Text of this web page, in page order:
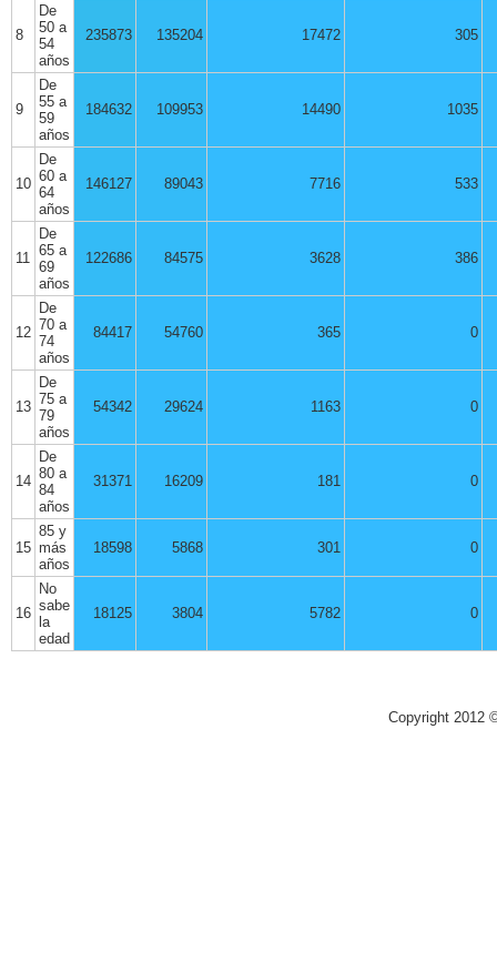
8
De
50 a
54
años
235873 135204 17472 305
9
De
55 a
59
años
184632 109953 14490 1035
10
De
60 a
64
años
146127 89043 7716 533
11
De
65 a
69
años
122686 84575 3628 386
12
De
70 a
74
años
84417 54760 365 0
13
De
75 a
79
años
54342 29624 1163 0
14
De
80 a
84
años
31371 16209 181 0
15
85 y
más
años
18598 5868 301 0
16
No
sabe
la
edad
18125 3804 5782 0
Copyright 2012